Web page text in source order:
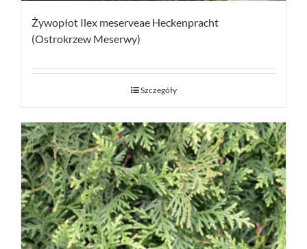
Żywopłot Ilex meserveae Heckenpracht
(Ostrokrzew Meserwy)
Szczegóły